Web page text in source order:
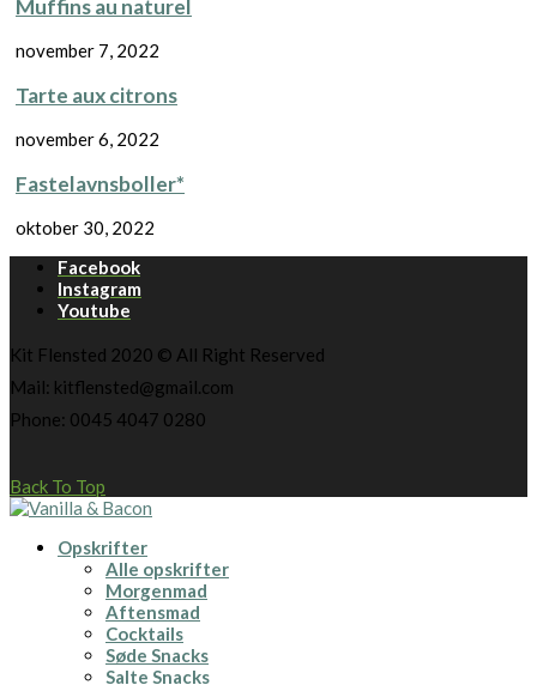
Muffins au naturel
november 7, 2022
Tarte aux citrons
november 6, 2022
Fastelavnsboller*
oktober 30, 2022
Facebook
Instagram
Youtube
Kit Flensted 2020 © All Right Reserved
Mail: kitflensted@gmail.com
Phone: 0045 4047 0280
Back To Top
Opskrifter
Alle opskrifter
Morgenmad
Aftensmad
Cocktails
Søde Snacks
Salte Snacks